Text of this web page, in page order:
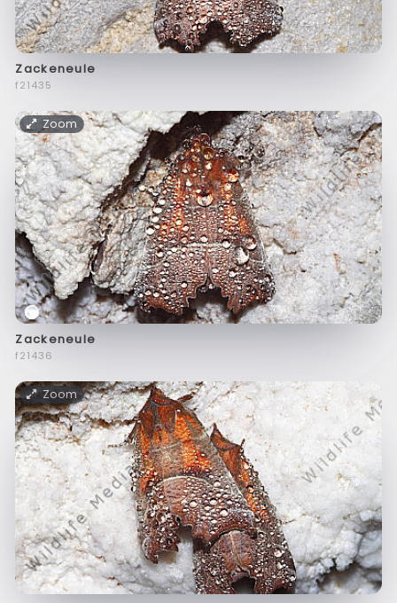
Zackeneule
f21435
Zoom
Zackeneule
f21436
Zoom